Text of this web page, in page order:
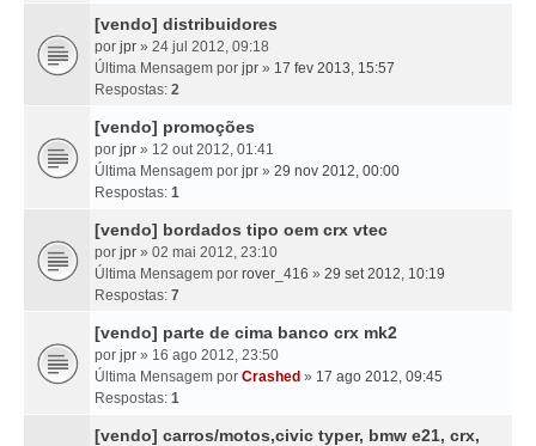
[vendo] distribuidores
por jpr » 24 jul 2012, 09:18
Última Mensagem por jpr » 17 fev 2013, 15:57
Respostas: 2
[vendo] promoções
por jpr » 12 out 2012, 01:41
Última Mensagem por jpr » 29 nov 2012, 00:00
Respostas: 1
[vendo] bordados tipo oem crx vtec
por jpr » 02 mai 2012, 23:10
Última Mensagem por rover_416 » 29 set 2012, 10:19
Respostas: 7
[vendo] parte de cima banco crx mk2
por jpr » 16 ago 2012, 23:50
Última Mensagem por Crashed » 17 ago 2012, 09:45
Respostas: 1
[vendo] carros/motos,civic typer, bmw e21, crx,